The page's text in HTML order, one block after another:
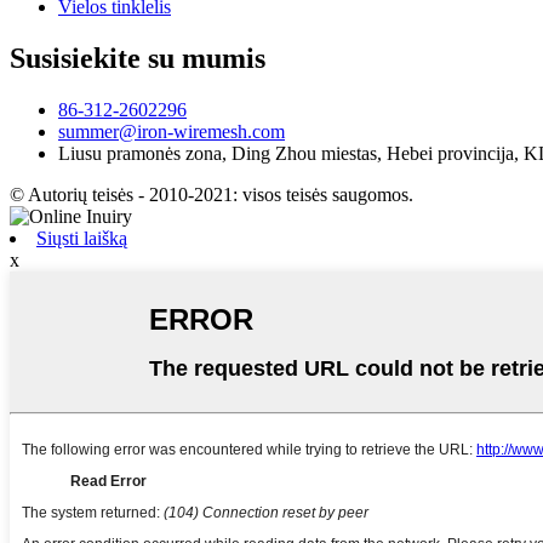
Vielos tinklelis
Susisiekite su mumis
86-312-2602296
summer@iron-wiremesh.com
Liusu pramonės zona, Ding Zhou miestas, Hebei provincija,
© Autorių teisės - 2010-2021: visos teisės saugomos.
Siųsti laišką
x